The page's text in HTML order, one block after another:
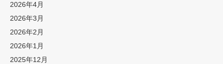
2026年4月
2026年3月
2026年2月
2026年1月
2025年12月